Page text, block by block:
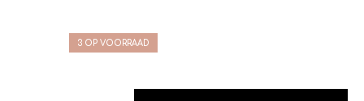
3 OP VOORRAAD